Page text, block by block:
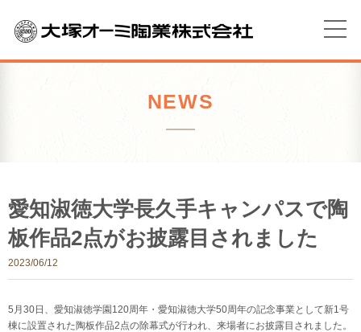
NEWS
愛知淑徳大学長久手キャンパスで陶
板作品2点がお披露目されました
2023/06/12
5月30日、愛知淑徳学園120周年・愛知淑徳大学50周年の記念事業として新1号
棟に設置された陶板作品2点の除幕式が行われ、来場者にお披露目されました。